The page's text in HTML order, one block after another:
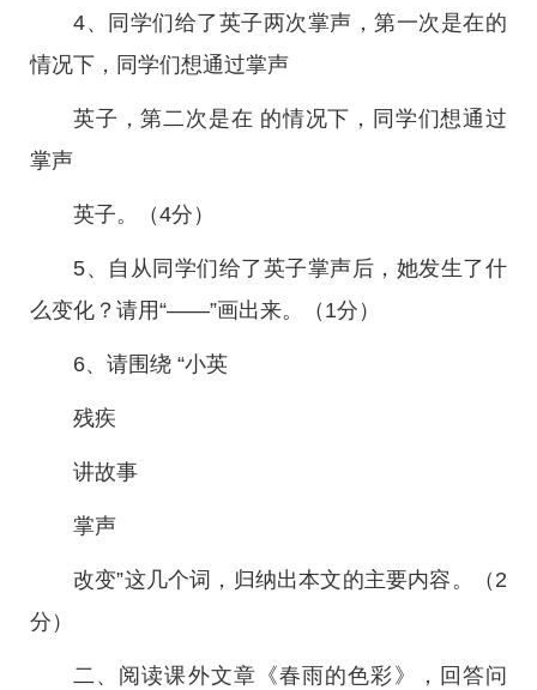
4、同学们给了英子两次掌声，第一次是在的
情况下，同学们想通过掌声
英子，第二次是在 的情况下，同学们想通过
掌声
英子。（4分）
5、自从同学们给了英子掌声后，她发生了什
么变化？请用“——”画出来。（1分）
6、请围绕 “小英
残疾
讲故事
掌声
改变”这几个词，归纳出本文的主要内容。（2
分）
二、阅读课外文章《春雨的色彩》，回答问